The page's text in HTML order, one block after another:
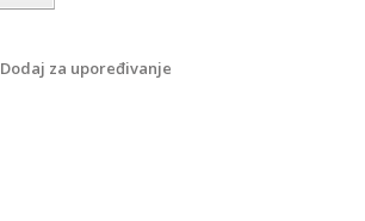
Dodaj za upoređivanje